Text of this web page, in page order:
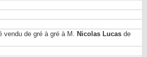
vendu de gré à gré à M. Nicolas Lucas de